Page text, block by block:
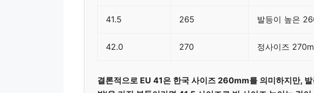
41.5 265 발등이 높은
42.0 270 정사이즈
결론적으로 EU 41은 한국 사이즈 260mm를 의미하지만, 발